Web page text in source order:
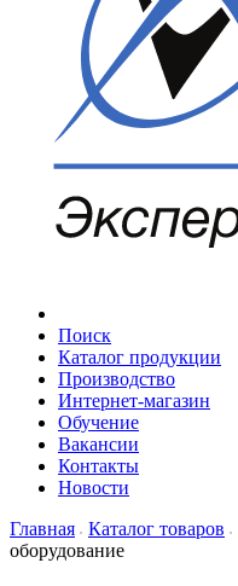
Поиск
Каталог продукции
Производство
Интернет-магазин
Обучение
Вакансии
Контакты
Новости
Главная
Каталог товаров
оборудование